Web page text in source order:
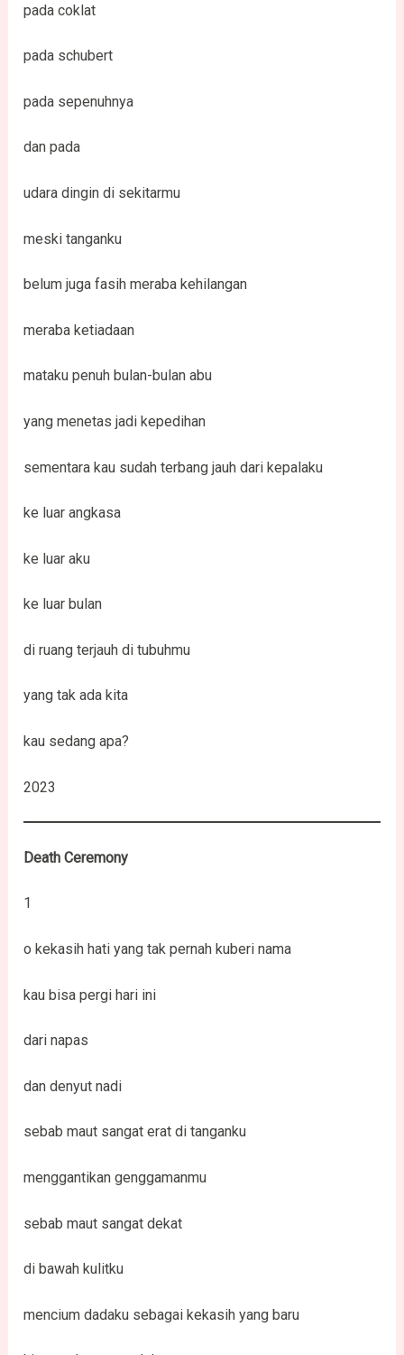
pada coklat
pada schubert
pada sepenuhnya
dan pada
udara dingin di sekitarmu
meski tanganku
belum juga fasih meraba kehilangan
meraba ketiadaan
mataku penuh bulan-bulan abu
yang menetas jadi kepedihan
sementara kau sudah terbang jauh dari kepalaku
ke luar angkasa
ke luar aku
ke luar bulan
di ruang terjauh di tubuhmu
yang tak ada kita
kau sedang apa?
2023
Death Ceremony
1
o kekasih hati yang tak pernah kuberi nama
kau bisa pergi hari ini
dari napas
dan denyut nadi
sebab maut sangat erat di tanganku
menggantikan genggamanmu
sebab maut sangat dekat
di bawah kulitku
mencium dadaku sebagai kekasih yang baru